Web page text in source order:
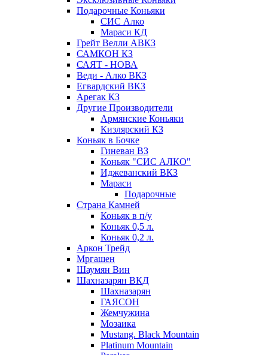
Подарочные Коньяки
СИС Алко
Мараси КД
Грейт Велли АВКЗ
САМКОН КЗ
САЯТ - НОВА
Веди - Алко ВКЗ
Егвардский ВКЗ
Арегак КЗ
Другие Производители
Армянские Коньяки
Кизлярский КЗ
Коньяк в Бочке
Гиневан ВЗ
Коньяк "СИС АЛКО"
Иджеванский ВКЗ
Мараси
Подарочные
Страна Камней
Коньяк в п/у
Коньяк 0,5 л.
Коньяк 0,2 л.
Аркон Трейд
Мргашен
Шаумян Вин
Шахназарян ВКД
Шахназарян
ГАЯСОН
Жемчужина
Мозаика
Mustang. Black Mountain
Platinum Mountain